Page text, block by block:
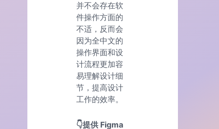
并不会存在软
件操作方面的
不适，反而会
因为全中文的
操作界面和设
计流程更加容
易理解设计细
节，提高设计
工作的效率。
👇提供 Figma